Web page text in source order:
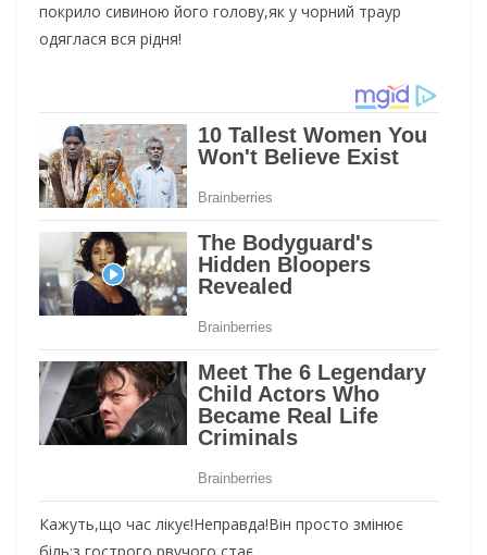
покрило сивиною його голову,як у чорний траур
одяглася вся рідня!
Кажуть,що час лікує!Неправда!Він просто змінює